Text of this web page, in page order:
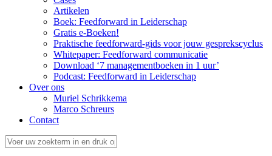
Artikelen
Boek: Feedforward in Leiderschap
Gratis e-Boeken!
Praktische feedforward-gids voor jouw gesprekscyclus
Whitepaper: Feedforward communicatie
Download ‘7 managementboeken in 1 uur’
Podcast: Feedforward in Leiderschap
Over ons
Muriel Schrikkema
Marco Schreurs
Contact